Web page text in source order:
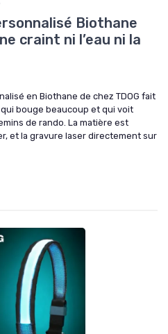
Biothane
craint ni l’eau ni la
en Biothane de chez TDOG fait
bouge beaucoup et qui voit
de rando. La matière est
et la gravure laser directement sur